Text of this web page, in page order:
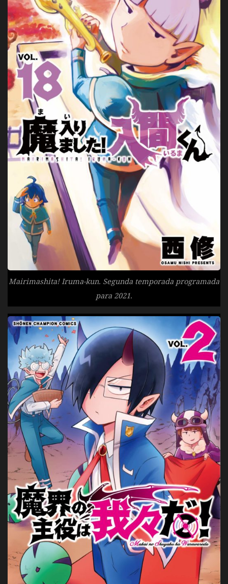
Mairimashita! Iruma-kun. Segunda temporada programada
para 2021.